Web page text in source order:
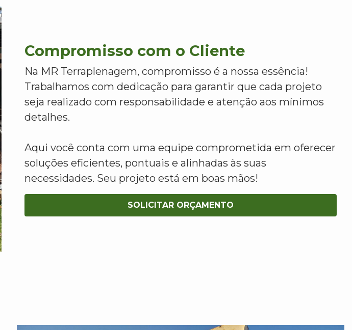
Compromisso com o Cliente
Na MR Terraplenagem, compromisso é a nossa essência!
Trabalhamos com dedicação para garantir que cada projeto
seja realizado com responsabilidade e atenção aos mínimos
detalhes.
Aqui você conta com uma equipe comprometida em oferecer
soluções eficientes, pontuais e alinhadas às suas
necessidades. Seu projeto está em boas mãos!
SOLICITAR ORÇAMENTO